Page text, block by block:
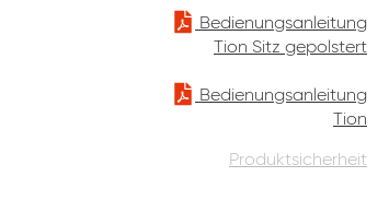
Bedienungsanleitung
Tion Sitz gepolstert
Bedienungsanleitung
Tion
Produktsicherheit